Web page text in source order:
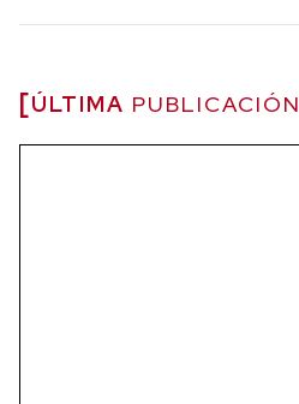
ÚLTIMA PUBLICACIÓN